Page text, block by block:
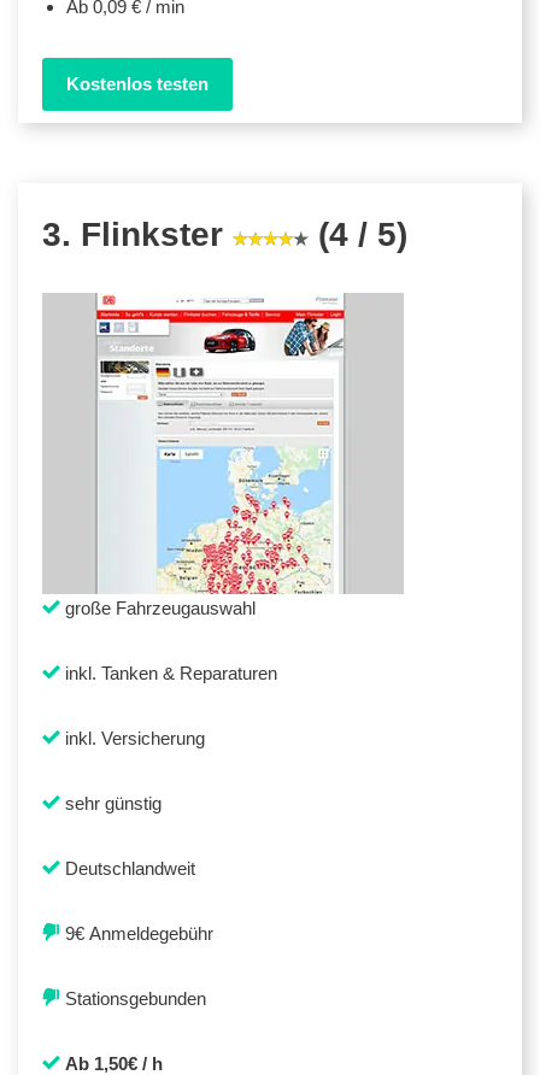
Ab 0,09 € / min
Kostenlos testen
3. Flinkster (4 / 5)
große Fahrzeugauswahl
inkl. Tanken & Reparaturen
inkl. Versicherung
sehr günstig
Deutschlandweit
9€ Anmeldegebühr
Stationsgebunden
Ab 1,50€ / h